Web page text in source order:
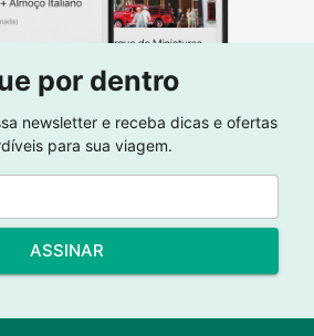
por dentro
newsletter e receba dicas e ofertas
para sua viagem.
ASSINAR